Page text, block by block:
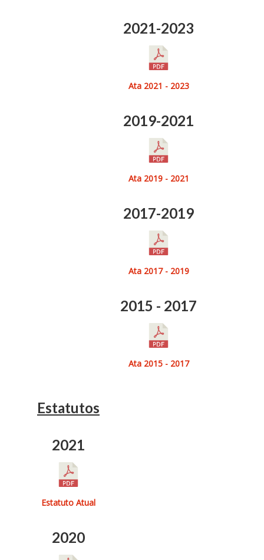
2021-2023
Ata 2021 - 2023
2019-2021
Ata 2019 - 2021
2017-2019
Ata 2017 - 2019
2015 - 2017
Ata 2015 - 2017
Estatutos
2021
Estatuto Atual
2020